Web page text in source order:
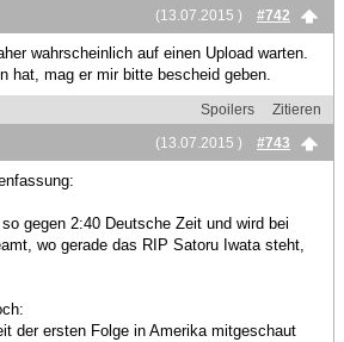
(13.07.2015 )
#742
wahrscheinlich auf einen Upload warten.
hat, mag er mir bitte bescheid geben.
Spoilers
Zitieren
(13.07.2015 )
#743
gegen 2:40 Deutsche Zeit und wird bei
wo gerade das RIP Satoru Iwata steht,
der ersten Folge in Amerika mitgeschaut